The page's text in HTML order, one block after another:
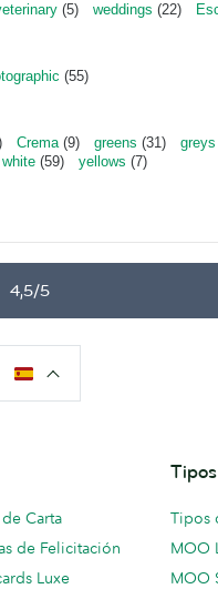
(5) weddings (22)
(55)
Crema(9) greens (31) greys
white (59) yellows (7)
4,5/5
Carta
de Felicitación
Luxe
Tipos
MOO
MOO